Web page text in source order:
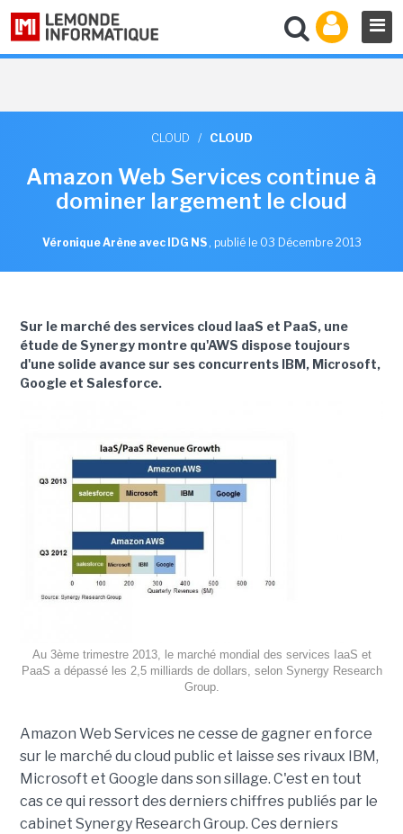
CLOUD / CLOUD
Amazon Web Services continue à
dominer largement le cloud
Véronique Arène avec IDG NS , publié le 03 Décembre 2013
Sur le marché des services cloud IaaS et PaaS, une
étude de Synergy montre qu'AWS dispose toujours
d'une solide avance sur ses concurrents IBM, Microsoft,
Google et Salesforce.
Au 3ème trimestre 2013, le marché mondial des services IaaS et
PaaS a dépassé les 2,5 milliards de dollars, selon Synergy Research
Group.
Amazon Web Services ne cesse de gagner en force
sur le marché du cloud public et laisse ses rivaux IBM,
Microsoft et Google dans son sillage. C'est en tout
cas ce qui ressort des derniers chiffres publiés par le
cabinet Synergy Research Group. Ces derniers